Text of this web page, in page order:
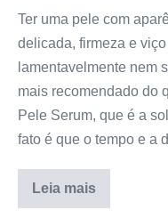
Ter uma pele com
delicada, firmeza e
lamentavelmente nem
mais recomendado do
Pele Serum, que é a
fato é que o tempo e a
Leia mais
Hidra